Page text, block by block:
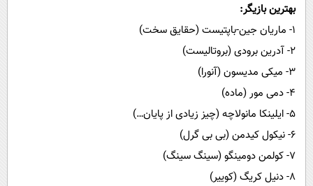
بهترین بازیگر:
۱- ماریان جین-باپتیست (حقایق سخت)
۲- آدرین برودی (بروتالیست)
۳- میکی مدیسون (آنورا)
۴- دمی مور (ماده)
۵- ایلینکا مانولاچه (چیز زیادی از پایان…)
۶- نیکول کیدمن (بی بی گرل)
۷- کولمن دومینگو (سینگ سینگ)
۸- دنیل کریگ (کوییر)